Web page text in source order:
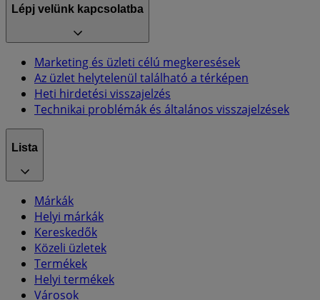
Lépj velünk kapcsolatba
Marketing és üzleti célú megkeresések
Az üzlet helytelenül található a térképen
Heti hirdetési visszajelzés
Technikai problémák és általános visszajelzések
Lista
Márkák
Helyi márkák
Kereskedők
Közeli üzletek
Termékek
Helyi termékek
Városok